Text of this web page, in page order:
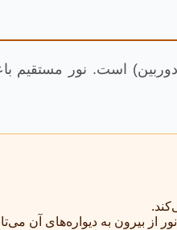
بیرون به دیواره‌های آن